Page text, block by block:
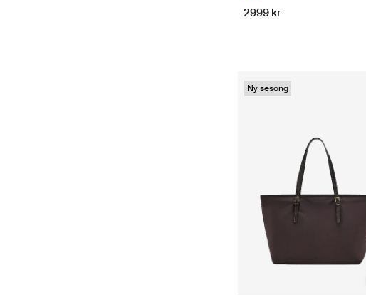
2999 kr
Ny sesong